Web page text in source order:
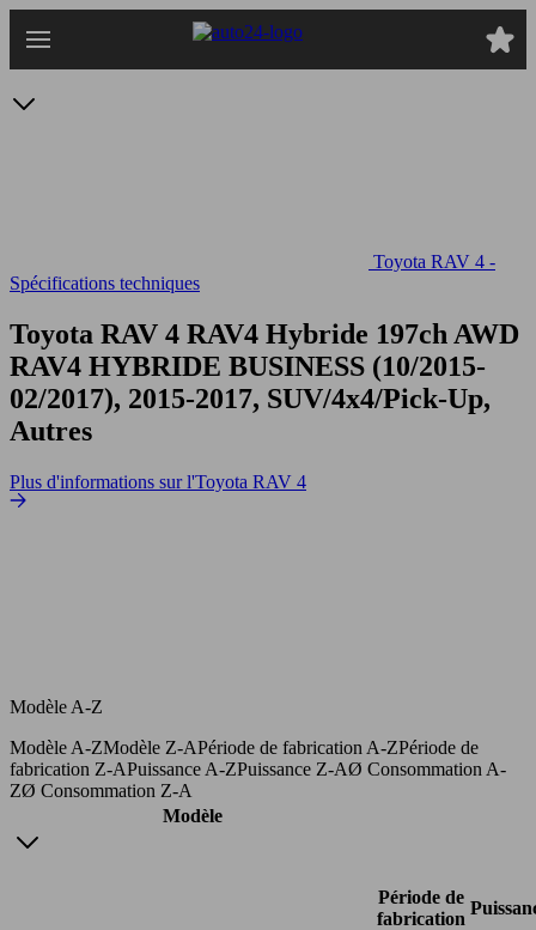
au
Toyota RAV 4 -
Spécifications techniques
Toyota RAV 4 RAV4 Hybride 197ch AWD
RAV4 HYBRIDE BUSINESS (10/2015-
02/2017), 2015-2017, SUV/4x4/Pick-Up,
Autres
Plus d'informations sur l'Toyota RAV 4
Modèle A-Z
Modèle A-ZModèle Z-APériode de fabrication A-ZPériode de
fabrication Z-APuissance A-ZPuissance Z-AØ Consommation A-
ZØ Consommation Z-A
Modèle
Période de
fabrication